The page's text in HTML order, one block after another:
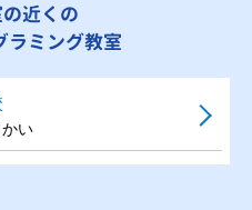
近くの
ラミング教室
い